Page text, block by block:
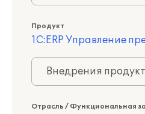
Продукт
1С:ERP Управление
Внедрения
Отрасль / Функциональная